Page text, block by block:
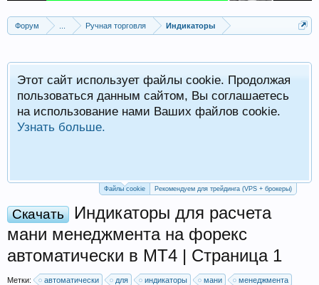
Форум Ручная торговля Индикаторы
Этот сайт использует файлы cookie. Продолжая
пользоваться данным сайтом, Вы соглашаетесь
на использование нами Ваших файлов cookie.
Узнать больше.
Файлы cookie Рекомендуем для трейдинга (VPS + брокеры)
Скачать
Индикаторы для расчета
мани менеджмента на форекс
автоматически в МТ4 | Страница 1
Метки: автоматически для индикаторы мани
менеджмента